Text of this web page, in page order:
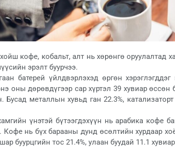
кофе, кобальт, алт нь хөрөнгө оруулалтад
эрэлт буурчээ.
батерей үйлдвэрлэхэд өргөн
оны дөрөвдүгээр сар хүртэл 39 хувиар
Бусад металлын хувьд ган 22.3%,
үнэтэй бүтээгдэхүүн нь арабика кофе
Кофе нь бүх барааны дунд өсөлтийн хурдаар
буурцгийн тос 21.4%, улаан буудай 11.1